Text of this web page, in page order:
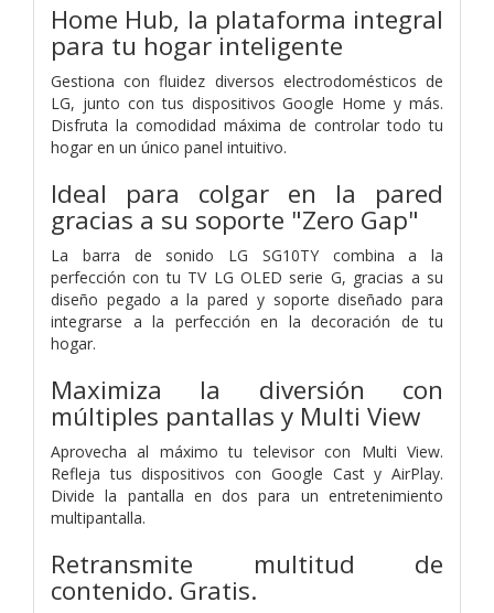
Home Hub, la plataforma integral
para tu hogar inteligente
Gestiona con fluidez diversos electrodomésticos de
LG, junto con tus dispositivos Google Home y más.
Disfruta la comodidad máxima de controlar todo tu
hogar en un único panel intuitivo.
Ideal para colgar en la pared
gracias a su soporte "Zero Gap"
La barra de sonido LG SG10TY combina a la
perfección con tu TV LG OLED serie G, gracias a su
diseño pegado a la pared y soporte diseñado para
integrarse a la perfección en la decoración de tu
hogar.
Maximiza la diversión con
múltiples pantallas y Multi View
Aprovecha al máximo tu televisor con Multi View.
Refleja tus dispositivos con Google Cast y AirPlay.
Divide la pantalla en dos para un entretenimiento
multipantalla.
Retransmite multitud de
contenido. Gratis.